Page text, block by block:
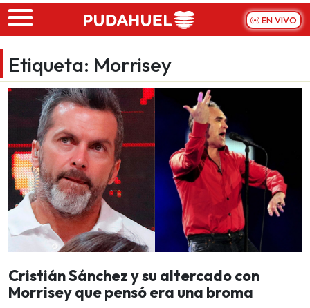
Skip to main content
EN VIVO
Etiqueta: Morrisey
Cristián Sánchez y su altercado con
Morrisey que pensó era una broma